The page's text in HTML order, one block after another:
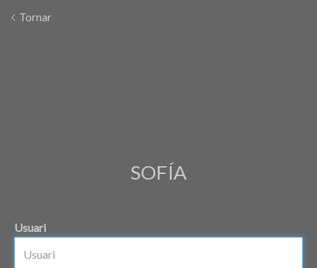
Tornar
SOFÍA
Usuari